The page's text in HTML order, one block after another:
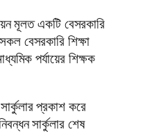
মূলত একটি বেসরকারি
বেসরকারি শিক্ষা
পর্যায়ের শিক্ষক
প্রকাশ করে
সার্কুলার শেষ